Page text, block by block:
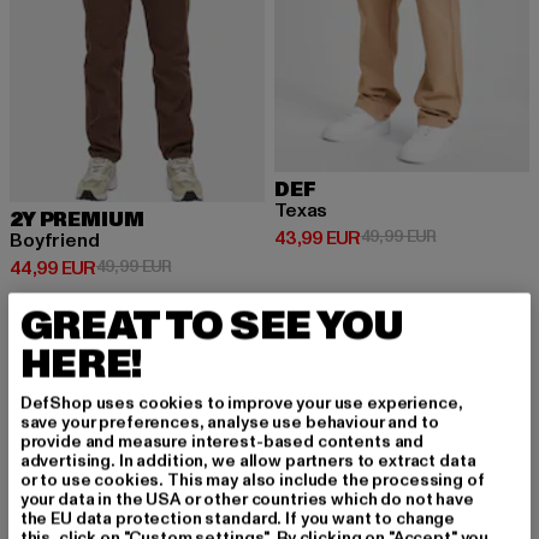
2Y PREMIUM
Boyfriend
44,99 EUR
Prix courant: 44,99 EUR
49,99 EURPrix en promotion: 49,99 EUR
DEF
Texas
43,99 EUR
Prix courant: 43,99 EUR
49,99 EURPrix en
GREAT TO SEE YOU
HERE!
DefShop uses cookies to improve your use experience,
save your preferences, analyse use behaviour and to
provide and measure interest-based contents and
advertising. In addition, we allow partners to extract data
or to use cookies. This may also include the processing of
your data in the USA or other countries which do not have
the EU data protection standard. If you want to change